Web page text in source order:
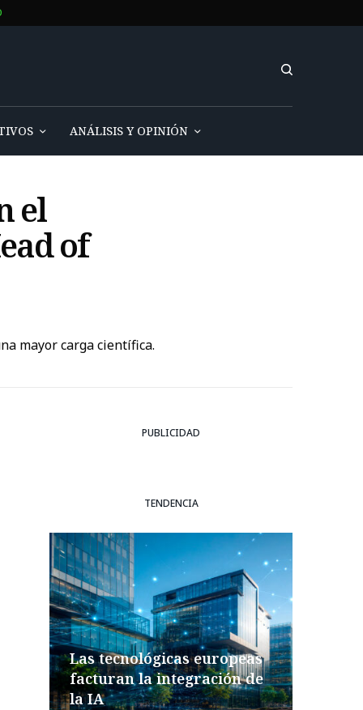
ANÁLISIS Y OPINIÓN
el
of
mayor carga científica.
PUBLICIDAD
TENDENCIA
Las tecnológicas europeas
facturan la integración de
la IA